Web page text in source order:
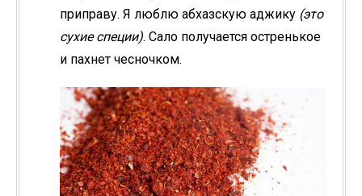
приправу. Я люблю абхазскую аджику (это
сухие специи). Сало получается остренькое
и пахнет чесночком.